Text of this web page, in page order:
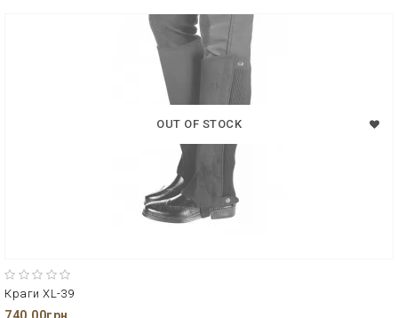
OUT OF STOCK
Краги XL-39